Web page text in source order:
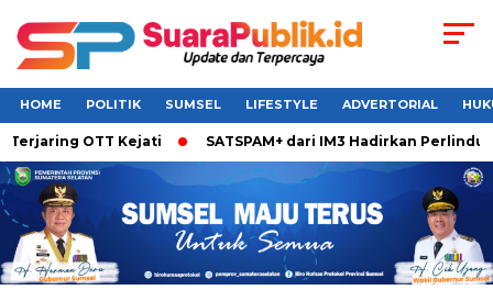
HOME POLITIK SUMSEL LIFESTYLE ADVERTORIAL
OTT Kejati SATSPAM+ dari IM3 Hadirkan